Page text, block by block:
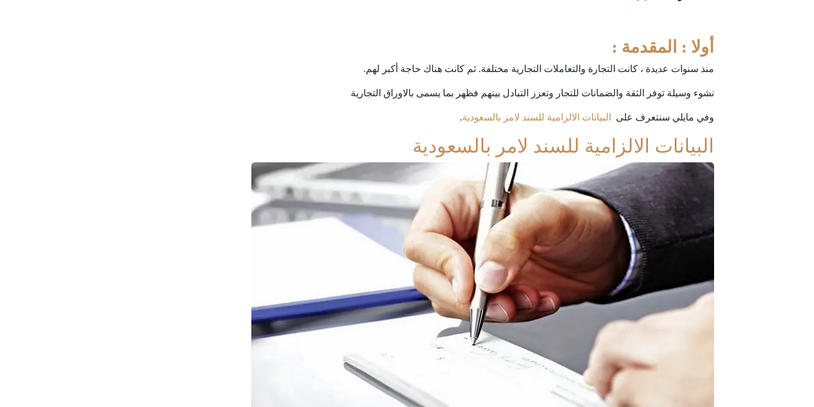
أولا : المقدمة :
منذ سنوات عديدة ، كانت التجارة والتعاملات التجارية مختلفة. ثم كانت هناك حاجة أكبر لهم.
نشوء وسيلة توفر الثقة والضمانات للتجار وتعزز التبادل بينهم فظهر بما يسمى بالاوراق التجارية
وفي مايلي سنتعرف على البيانات الالزامية للسند لامر بالسعودية.
البيانات الالزامية للسند لامر بالسعودية